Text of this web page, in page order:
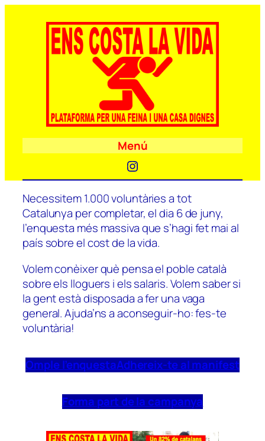
Menú
Instagram
Necessitem 1.000 voluntàries a tot
Catalunya per completar, el dia 6 de juny,
l’enquesta més massiva que s’hagi fet mai al
país sobre el cost de la vida.
Volem conèixer què pensa el poble català
sobre els lloguers i els salaris. Volem saber si
la gent està disposada a fer una vaga
general. Ajuda’ns a aconseguir-ho: fes-te
voluntària!
Omple l’enquestaAdhereix-te al manifest
Forma part de la campanya